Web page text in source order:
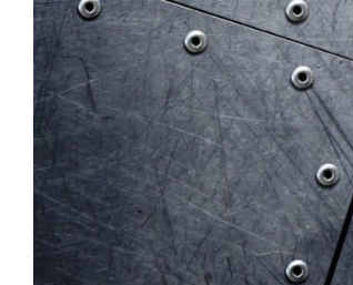
Перейти к содержимому